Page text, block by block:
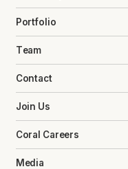
Portfolio
Team
Contact
Join Us
Coral Careers
Media